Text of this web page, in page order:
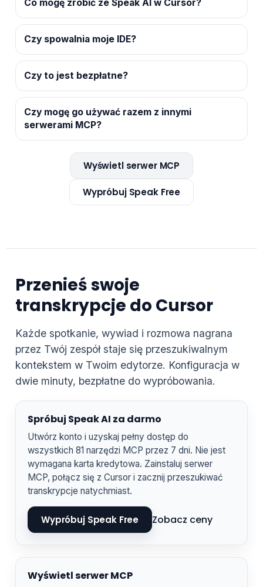
Co mogę zrobić ze Speak AI w Cursor?
Czy spowalnia moje IDE?
Czy to jest bezpłatne?
Czy mogę go używać razem z innymi
serwerami MCP?
Wyświetl serwer MCP
Wypróbuj Speak Free
Przenieś swoje
transkrypcje do Cursor
Każde spotkanie, wywiad i rozmowa nagrana
przez Twój zespół staje się przeszukiwalnym
kontekstem w Twoim edytorze. Konfiguracja w
dwie minuty, bezpłatne do wypróbowania.
Spróbuj Speak AI za darmo
Utwórz konto i uzyskaj pełny dostęp do
wszystkich 81 narzędzi MCP przez 7 dni. Nie jest
wymagana karta kredytowa. Zainstaluj serwer
MCP, połącz się z Cursor i zacznij przeszukiwać
transkrypcje natychmiast.
Wypróbuj Speak Free Zobacz ceny
Wyświetl serwer MCP